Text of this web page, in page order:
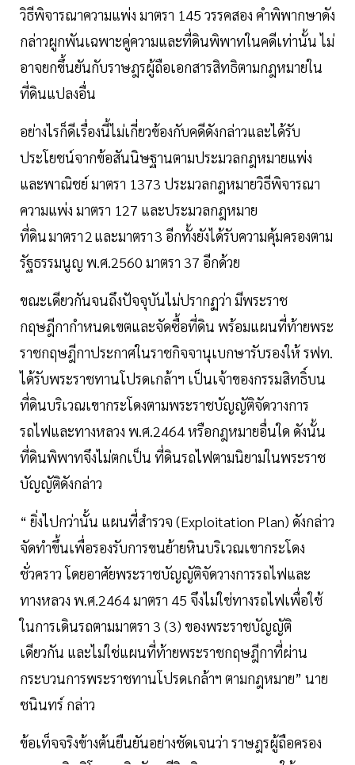
วิธีพิจารณาความแพ่ง มาตรา 145 วรรคสอง คำพิพากษาดัง
กล่าวผูกพันเฉพาะคู่ความและที่ดินพิพาทในคดีเท่านั้น ไม่
อาจยกขึ้นยันกับราษฎรผู้ถือเอกสารสิทธิตามกฎหมายใน
ที่ดินแปลงอื่น
อย่างไรก็ดีเรื่องนี้ไม่เกี่ยวข้องกับคดีดังกล่าวและได้รับ
ประโยชน์จากข้อสันนิษฐานตามประมวลกฎหมายแพ่ง
และพาณิชย์ มาตรา 1373 ประมวลกฎหมายวิธีพิจารณา
ความแพ่ง มาตรา 127 และประมวลกฎหมาย
ที่ดิน มาตรา 2 และมาตรา 3 อีกทั้งยังได้รับความคุ้มครองตาม
รัฐธรรมนูญ พ.ศ.2560 มาตรา 37 อีกด้วย
ขณะเดียวกันจนถึงปัจจุบันไม่ปรากฏว่า มีพระราช
กฤษฎีกากำหนดเขตและจัดซื้อที่ดิน พร้อมแผนที่ท้ายพระ
ราชกฤษฎีกาประกาศในราชกิจจานุเบกษารับรองให้ รฟท.
ได้รับพระราชทานโปรดเกล้าฯ เป็นเจ้าของกรรมสิทธิ์บน
ที่ดินบริเวณเขากระโดงตามพระราชบัญญัติจัดวางการ
รถไฟและทางหลวง พ.ศ.2464 หรือกฎหมายอื่นใด ดังนั้น
ที่ดินพิพาทจึงไม่ตกเป็น ที่ดินรถไฟตามนิยามในพระราช
บัญญัติดังกล่าว
“ ยิ่งไปกว่านั้น แผนที่สำรวจ (Exploitation Plan) ดังกล่าว
จัดทำขึ้นเพื่อรองรับการขนย้ายหินบริเวณเขากระโดง
ชั่วคราว โดยอาศัยพระราชบัญญัติจัดวางการรถไฟและ
ทางหลวง พ.ศ.2464 มาตรา 45 จึงไม่ใช่ทางรถไฟเพื่อใช้
ในการเดินรถตามมาตรา 3 (3) ของพระราชบัญญัติ
เดียวกัน และไม่ใช่แผนที่ท้ายพระราชกฤษฎีกาที่ผ่าน
กระบวนการพระราชทานโปรดเกล้าฯ ตามกฎหมาย” นาย
ชนินทร์ กล่าว
ข้อเท็จจริงข้างต้นยืนยันอย่างชัดเจนว่า ราษฎรผู้ถือครอง